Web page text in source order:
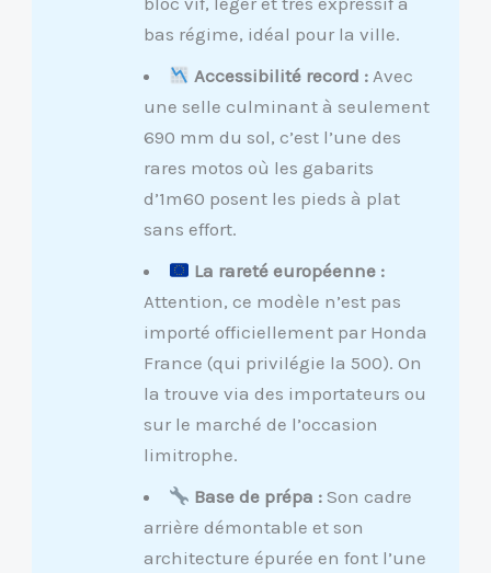
bas régime, idéal pour la ville.
Accessibilité record : Avec
une selle culminant à seulement
690 mm du sol, c’est l’une des
rares motos où les gabarits
d’1m60 posent les pieds à plat
sans effort.
La rareté européenne :
Attention, ce modèle n’est pas
importé officiellement par Honda
France (qui privilégie la 500). On
la trouve via des importateurs ou
sur le marché de l’occasion
limitrophe.
Base de prépa : Son cadre
arrière démontable et son
architecture épurée en font l’une